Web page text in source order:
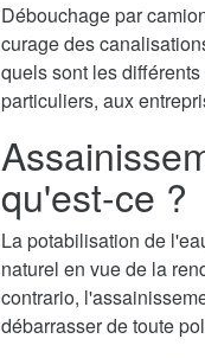
Débouchage par
curage des
quels sont les
particuliers, aux
qu'est-ce ?
La potabilisation de
naturel en vue de la
contrario,
débarrasser de toute